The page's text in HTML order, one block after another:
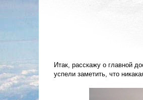
Итак, расскажу о главной
успели заметить, что